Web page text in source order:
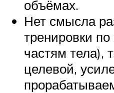
объёмах.
Нет смысла
тренировки
частям тела),
целевой,